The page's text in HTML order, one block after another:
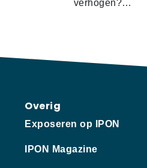
verhogen?…
Overig
Exposeren op IPON
IPON Magazine